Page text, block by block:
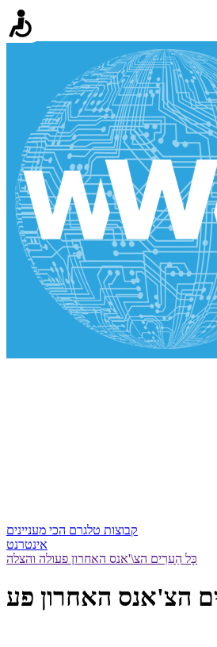
קבוצות טלגרם הכי מעניינים
אינטרנט
כָּל הַעֵרִים הצ\'אנס האחרון פעולה והצלה